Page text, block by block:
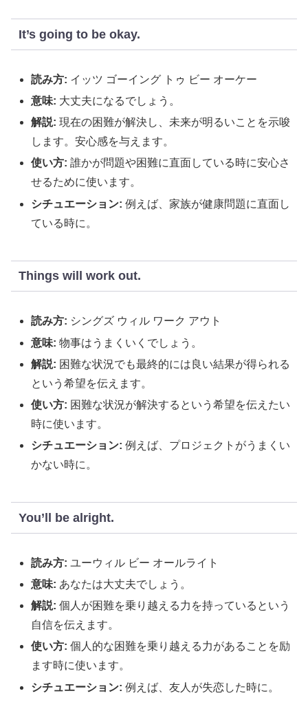
It’s going to be okay.
読み方: イッツ ゴーイング トゥ ビー オーケー
意味: 大丈夫になるでしょう。
解説: 現在の困難が解決し、未来が明るいことを示唆
します。安心感を与えます。
使い方: 誰かが問題や困難に直面している時に安心さ
せるために使います。
シチュエーション: 例えば、家族が健康問題に直面し
ている時に。
Things will work out.
読み方: シングズ ウィル ワーク アウト
意味: 物事はうまくいくでしょう。
解説: 困難な状況でも最終的には良い結果が得られる
という希望を伝えます。
使い方: 困難な状況が解決するという希望を伝えたい
時に使います。
シチュエーション: 例えば、プロジェクトがうまくい
かない時に。
You’ll be alright.
読み方: ユーウィル ビー オールライト
意味: あなたは大丈夫でしょう。
解説: 個人が困難を乗り越える力を持っているという
自信を伝えます。
使い方: 個人的な困難を乗り越える力があることを励
ます時に使います。
シチュエーション: 例えば、友人が失恋した時に。